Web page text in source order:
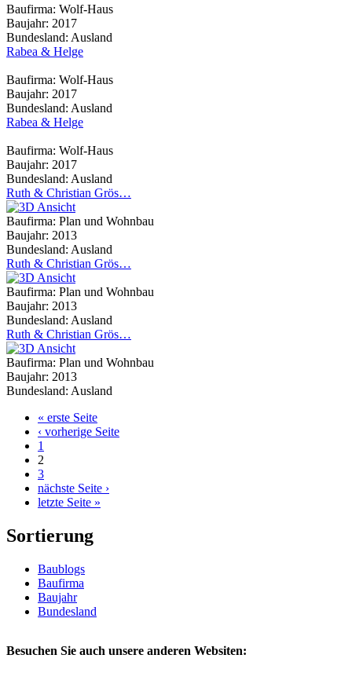
Baufirma: Wolf-Haus
Baujahr: 2017
Bundesland: Ausland
Rabea & Helge
Baufirma: Wolf-Haus
Baujahr: 2017
Bundesland: Ausland
Rabea & Helge
Baufirma: Wolf-Haus
Baujahr: 2017
Bundesland: Ausland
Ruth & Christian Grös…
Baufirma: Plan und Wohnbau
Baujahr: 2013
Bundesland: Ausland
Ruth & Christian Grös…
Baufirma: Plan und Wohnbau
Baujahr: 2013
Bundesland: Ausland
Ruth & Christian Grös…
Baufirma: Plan und Wohnbau
Baujahr: 2013
Bundesland: Ausland
Seiten« erste Seite
‹ vorherige Seite
1
2
3
nächste Seite ›
letzte Seite »
Sortierung
Baublogs
Baufirma
Baujahr
Bundesland
Besuchen Sie auch unsere anderen Websiten: